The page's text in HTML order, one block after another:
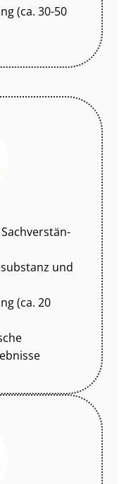
(ca. 30-50
und
(ca. 20